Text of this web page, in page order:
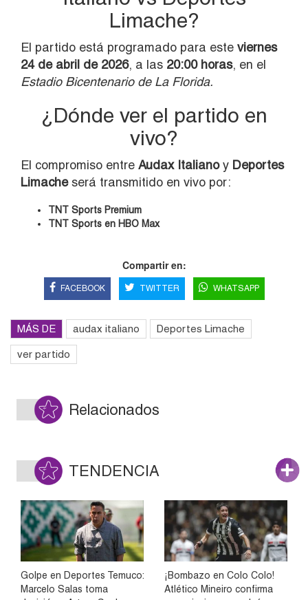
Limache?
El partido está programado para este viernes
24 de abril de 2026, a las 20:00 horas, en el
Estadio Bicentenario de La Florida.
¿Dónde ver el partido en
vivo?
El compromiso entre Audax Italianoy Deportes
Limacheserá transmitido en vivo por:
TNT Sports Premium
TNT Sports en HBO Max
Compartir en:
FACEBOOK TWITTER WHATSAPP
MÁS DE audax italiano Deportes Limache
ver partido
Relacionados
TENDENCIA
Golpe en Deportes Temuco:
Marcelo Salas toma
¡Bombazo en Colo Colo!
Atlético Mineiro confirma